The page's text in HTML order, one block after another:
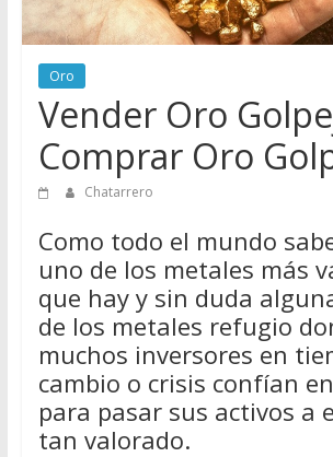
Chatarreros
para
vender
Chatarra
Oro
Vender Oro
Comprar Oro
Chatarrero
Como todo el mundo
uno de los metales más
que hay y sin duda
de los metales refugio
muchos inversores en
cambio o crisis confían
para pasar sus activos a
tan valorado.